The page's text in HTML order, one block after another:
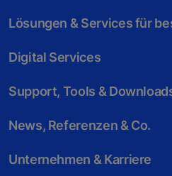
Lösungen & Services für
Digital Services
Support, Tools &
News, Referenzen & Co.
Unternehmen & Karriere